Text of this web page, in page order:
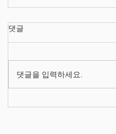
댓글
댓글을 입력하세요.